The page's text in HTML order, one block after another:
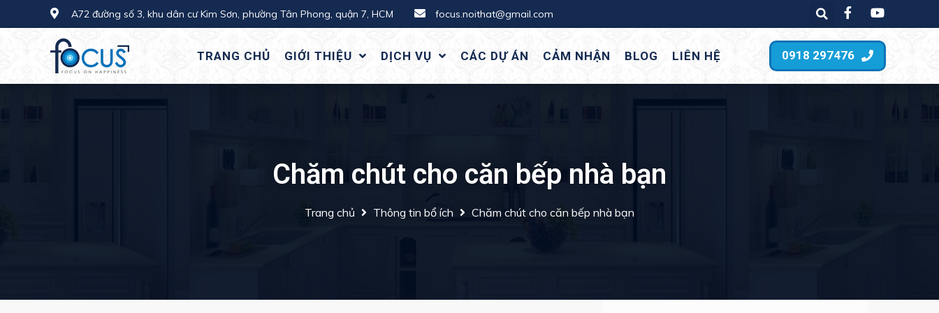
A72 đường số 3, khu dân cư Kim Sơn, phường Tân Phong, quận 7, HCM focus.noithat@gmail.com
TRANG CHỦ GIỚI THIỆU DỊCH VỤ CÁC DỰ ÁN CẢM NHẬN BLOG LIÊN HỆ 0918 297476
Chăm chút cho căn bếp nhà bạn
Trang chủ Thông tin bổ ích Chăm chút cho căn bếp nhà bạn